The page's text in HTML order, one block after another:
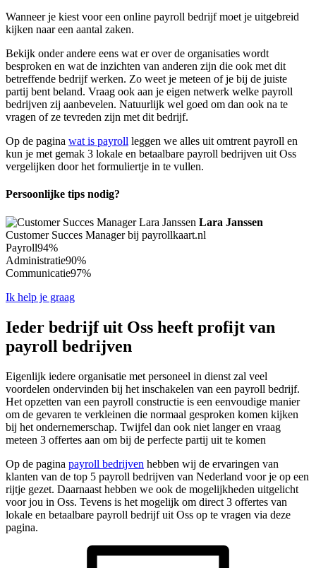
Wanneer je kiest voor een online payroll bedrijf moet je uitgebreid
kijken naar een aantal zaken.
Bekijk onder andere eens wat er over de organisaties wordt
besproken en wat de inzichten van anderen zijn die ook met dit
betreffende bedrijf werken. Zo weet je meteen of je bij de juiste
partij bent beland. Vraag ook aan je eigen netwerk welke payroll
bedrijven zij aanbevelen. Natuurlijk wel goed om dan ook na te
vragen of ze tevreden zijn met dit bedrijf.
Op de pagina wat is payroll leggen we alles uit omtrent payroll en
kun je met gemak 3 lokale en betaalbare payroll bedrijven uit Oss
vergelijken door het formuliertje in te vullen.
Persoonlijke tips nodig?
Lara Janssen
Customer Succes Manager bij payrollkaart.nl
Payroll94%
Administratie90%
Communicatie97%
Ik help je graag
Ieder bedrijf uit Oss heeft profijt van
payroll bedrijven
Eigenlijk iedere organisatie met personeel in dienst zal veel
voordelen ondervinden bij het inschakelen van een payroll bedrijf.
Het opzetten van een payroll constructie is een eenvoudige manier
om de gevaren te verkleinen die normaal gesproken komen kijken
bij het ondernemerschap. Twijfel dan ook niet langer en vraag
meteen 3 offertes aan om bij de perfecte partij uit te komen
Op de pagina payroll bedrijven hebben wij de ervaringen van
klanten van de top 5 payroll bedrijven van Nederland voor je op een
rijtje gezet. Daarnaast hebben we ook de mogelijkheden uitgelicht
voor jou in Oss. Tevens is het mogelijk om direct 3 offertes van
lokale en betaalbare payroll bedrijf uit Oss op te vragen via deze
pagina.